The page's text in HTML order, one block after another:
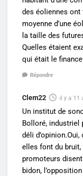
des éoliennes
moyenne d’une
la taille des
Quelles étaient
qui était le
Répondre
Clem22 il y a 11
Un institut de
Bolloré, industriel
déli
elles font du
promoteurs
bidon,